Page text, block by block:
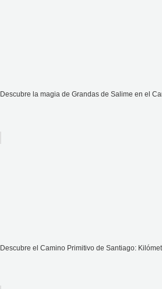
Descubre la magia de Grandas de Salime en el
Descubre el Camino Primitivo de Santiago: